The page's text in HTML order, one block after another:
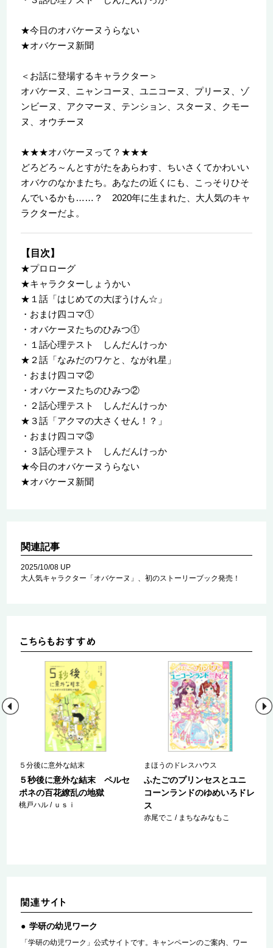
★今日のオバケーヌうらない
★オバケーヌ新聞
＜お話に登場するキャラクター＞
オバケーヌ、ニャンコーヌ、ユニコーヌ、プリーヌ、ゾ
ンビーヌ、アクマーヌ、テンション、スターヌ、クモー
ヌ、オウチーヌ
★★★オバケーヌって？★★★
どろどろ～んとすがたをあらわす、ちいさくてかわいい
オバケのなかまたち。あなたの近くにも、こっそりひそ
んでいるかも……？ 2020年に生まれた、大人気のキャ
ラクターだよ。
【目次】
★プロローグ
★キャラクターしょうかい
★１話「はじめての大ぼうけん☆」
・おまけ四コマ①
・オバケーヌたちのひみつ①
・１話心理テスト しんだんけっか
★２話「なみだのワケと、ながれ星」
・おまけ四コマ②
・オバケーヌたちのひみつ②
・２話心理テスト しんだんけっか
★３話「アクマの大さくせん！？」
・おまけ四コマ③
・３話心理テスト しんだんけっか
★今日のオバケーヌうらない
★オバケーヌ新聞
関連記事
2025/10/08 UP
大人気キャラクター「オバケーヌ」、初のストーリーブック発売！
５分後に意外な結末
５秒後に意外な結末 ペルセ
ポネの百花繚乱の地獄
桃戸ハル / ｕｓｉ
まほうのドレスハウス
ふたごのプリンセスとユニ
コーンランドのゆめいろドレ
ス
赤尾でこ / まちなみなもこ
学研の幼児ワーク
「学研の幼児ワーク」公式サイトです。キャンペーンのご案内、ワー